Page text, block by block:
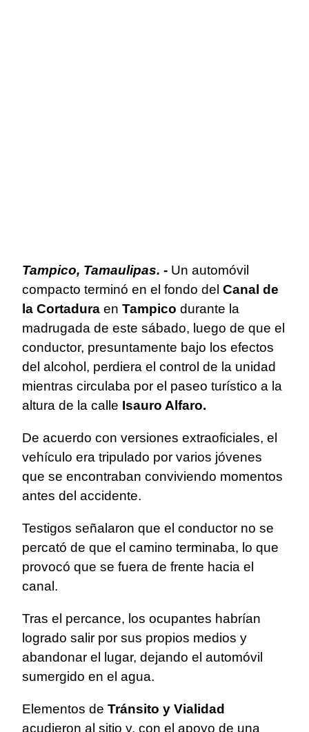
Tampico, Tamaulipas. - Un automóvil
compacto terminó en el fondo del Canal de
la Cortadura en Tampico durante la
madrugada de este sábado, luego de que el
conductor, presuntamente bajo los efectos
del alcohol, perdiera el control de la unidad
mientras circulaba por el paseo turístico a la
altura de la calle Isauro Alfaro.
De acuerdo con versiones extraoficiales, el
vehículo era tripulado por varios jóvenes
que se encontraban conviviendo momentos
antes del accidente.
Testigos señalaron que el conductor no se
percató de que el camino terminaba, lo que
provocó que se fuera de frente hacia el
canal.
Tras el percance, los ocupantes habrían
logrado salir por sus propios medios y
abandonar el lugar, dejando el automóvil
sumergido en el agua.
Elementos de Tránsito y Vialidad
acudieron al sitio y, con el apoyo de una